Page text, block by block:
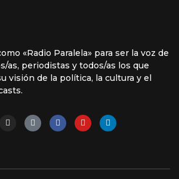
«Radio Paralela» para ser la voz de
as, periodistas y todos/as los que
visión de la política, la cultura y el